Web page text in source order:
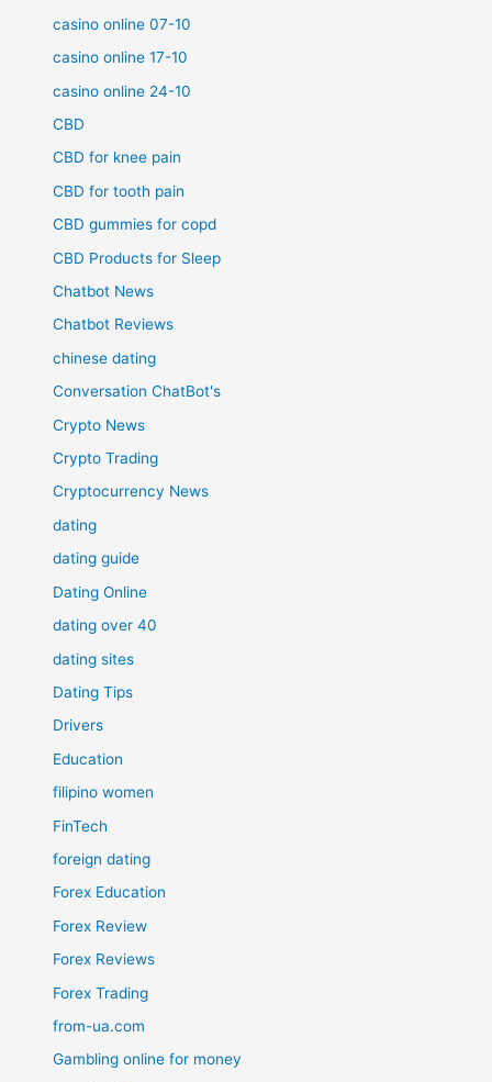
casino online 07-10
casino online 17-10
casino online 24-10
CBD
CBD for knee pain
CBD for tooth pain
CBD gummies for copd
CBD Products for Sleep
Chatbot News
Chatbot Reviews
chinese dating
Conversation ChatBot's
Crypto News
Crypto Trading
Cryptocurrency News
dating
dating guide
Dating Online
dating over 40
dating sites
Dating Tips
Drivers
Education
filipino women
FinTech
foreign dating
Forex Education
Forex Review
Forex Reviews
Forex Trading
from-ua.com
Gambling online for money